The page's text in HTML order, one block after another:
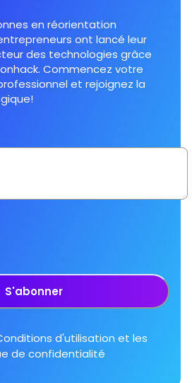
en réorientation
ont lancé leur
des technologies grâce
Commencez votre
et rejoignez la
S'abonner
d'utilisation et les
de confidentialité